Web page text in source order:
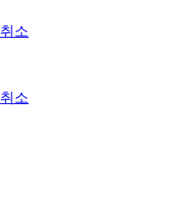
취소
취소